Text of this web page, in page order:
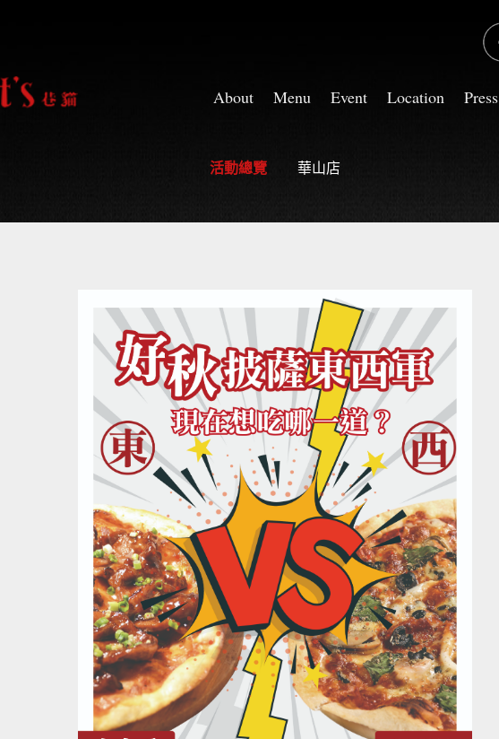
About Menu Event Location Press
活動總覽 華山店